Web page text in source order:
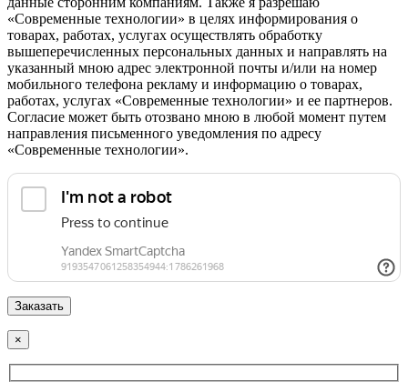
«Современные технологии» в целях информирования о
товарах, работах, услугах осуществлять обработку
вышеперечисленных персональных данных и направлять на
указанный мною адрес электронной почты и/или на номер
мобильного телефона рекламу и информацию о товарах,
работах, услугах «Современные технологии» и ее партнеров.
Согласие может быть отозвано мною в любой момент путем
направления письменного уведомления по адресу
«Современные технологии».
×